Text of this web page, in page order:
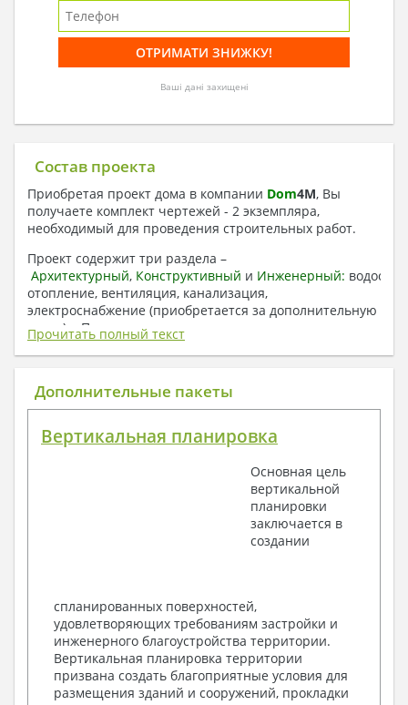
Ваші дані захищені
Состав проекта
Приобретая проект дома в компании Dom4M, Вы
получаете комплект чертежей - 2 экземпляра,
необходимый для проведения строительных работ.
Проект содержит три раздела –
Архитектурный, Конструктивный и Инженерный:
отопление, вентиляция, канализация,
электроснабжение (приобретается за дополнительную
плату) + Пояснительная записка.
1. Архитектурный раздел:
Общие данные по проекту
Поэтажные маркировочные планы с
Разрезы и состав конструкций
Фасады с ведомостью внешних отделок
Элементы проемов – спецификация
Ведомость перемычек – сечения и
Архитектурные узлы в конструкциях
2. Конструктивный раздел:
Общие данные по проекту
Схемы расположения и расчеты фундаментов
Элементы каркаса – схемы расположения
Прочитать полный текст
Дополнительные пакеты
Вертикальная планировка
Основная цель
вертикальной
планировки
заключается в
создании
спланированных поверхностей,
удовлетворяющих требованиям застройки и
инженерного благоустройства территории.
Вертикальная планировка территории
призвана создать благоприятные условия для
размещения зданий и сооружений, прокладки